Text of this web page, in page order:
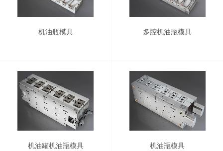
机油瓶模具 多腔机油瓶模具
机油罐机油瓶模具 机油瓶模具